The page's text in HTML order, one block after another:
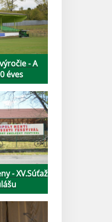
- A
éves
- XV.Súťaž